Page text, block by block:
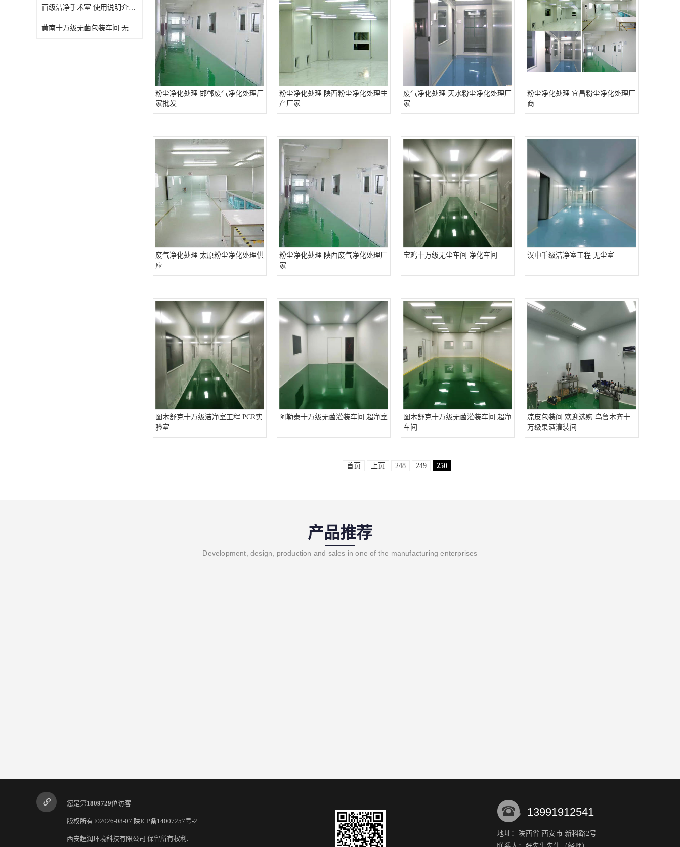
百级洁净手术室 使用说明介绍 青海百级洁净手术室电话
黄南十万级无菌包装车间 无菌室 使用说明介绍
粉尘净化处理 邯郸废气净化处理厂
家批发
粉尘净化处理 陕西粉尘净化处理生
产厂家
废气净化处理 天水粉尘净化处理厂
家
粉尘净化处理 宜昌粉尘净化处理厂
商
废气净化处理 太原粉尘净化处理供
应
粉尘净化处理 陕西废气净化处理厂
家
宝鸡十万级无尘车间 净化车间 汉中千级洁净室工程 无尘室
图木舒克十万级洁净室工程 PCR实
验室
阿勒泰十万级无菌灌装车间 超净室
图木舒克十万级无菌灌装车间 超净
车间
凉皮包装间 欢迎选购 乌鲁木齐十
万级果酒灌装间
首页 上页 248 249 250
产品推荐
Development, design, production and sales in one of the manufacturing enterprises
您是第1809729位访客
版权所有 ©2026-08-07 陕ICP备14007257号-2
西安超润环境科技有限公司 保留所有权利.
13991912541
地址：陕西省 西安市 新科路2号